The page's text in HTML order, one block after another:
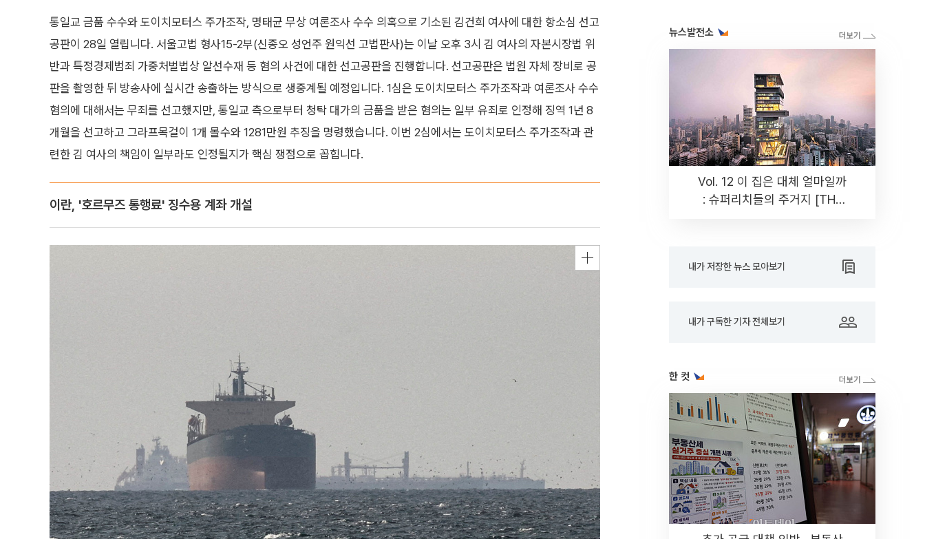
통일교 금품 수수와 도이치모터스 주가조작, 명태균 무상 여론조사 수수 의혹으로 기소된 김건희 여사에 대한 항소심 선고
공판이 28일 열립니다. 서울고법 형사15-2부(신종오 성언주 원익선 고법판사)는 이날 오후 3시 김 여사의 자본시장법 위
반과 특정경제범죄 가중처벌법상 알선수재 등 혐의 사건에 대한 선고공판을 진행합니다. 선고공판은 법원 자체 장비로 공
판을 촬영한 뒤 방송사에 실시간 송출하는 방식으로 생중계될 예정입니다. 1심은 도이치모터스 주가조작과 여론조사 수수
혐의에 대해서는 무죄를 선고했지만, 통일교 측으로부터 청탁 대가의 금품을 받은 혐의는 일부 유죄로 인정해 징역 1년 8
개월을 선고하고 그라프목걸이 1개 몰수와 1281만원 추징을 명령했습니다. 이번 2심에서는 도이치모터스 주가조작과 관
련한 김 여사의 책임이 일부라도 인정될지가 핵심 쟁점으로 꼽힙니다.
이란, '호르무즈 통행료' 징수용 계좌 개설
뉴스발전소
Vol. 12 이 집은 대체 얼마일까
: 슈퍼리치들의 주거지 [THE
내가 저장한 뉴스 모아보기
내가 구독한 기자 전체보기
한 컷